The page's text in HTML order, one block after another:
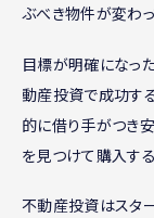
ぶべき物件が変わっ
目標が明確になっ
動産投資で成功す
的に借り手がつき
を見つけて購入す
不動産投資はスタ